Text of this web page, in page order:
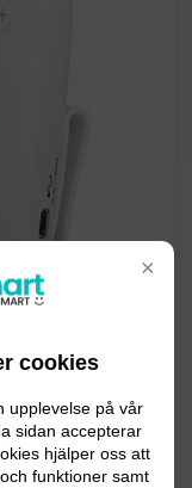
×
cookies
upplevelse på vår
sidan accepterar
hjälper oss att
funktioner samt